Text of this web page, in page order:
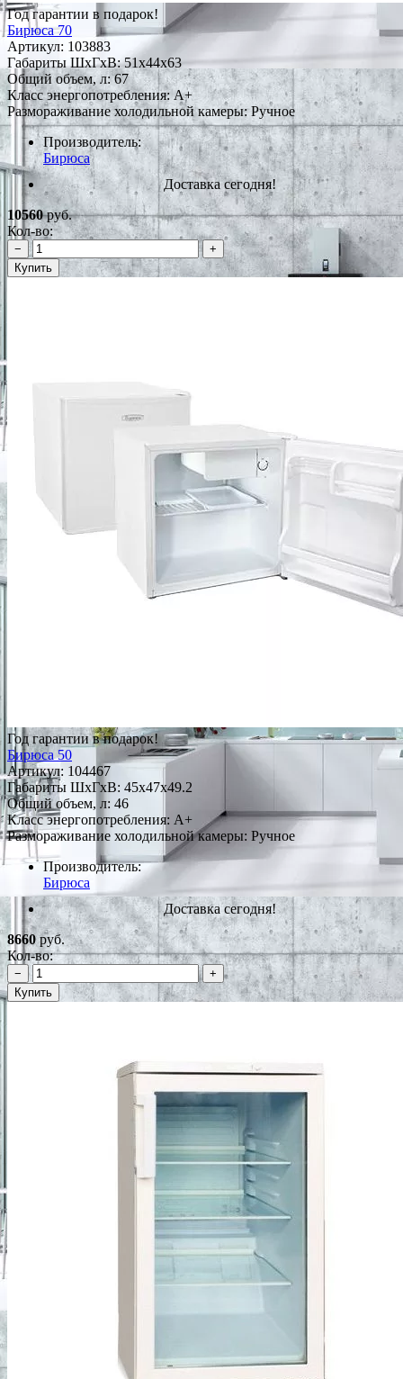
Год гарантии в подарок!
Бирюса 70
Артикул: 103883
Габариты ШxГxВ: 51x44x63
Общий объем, л: 67
Класс энергопотребления: A+
Размораживание холодильной камеры: Ручное
Производитель:
Бирюса
Доставка сегодня!
10560руб.
Кол-во:
−
+
Купить
Год гарантии в подарок!
Бирюса 50
Артикул: 104467
Габариты ШxГxВ: 45x47x49.2
Общий объем, л: 46
Класс энергопотребления: A+
Размораживание холодильной камеры: Ручное
Производитель:
Бирюса
Доставка сегодня!
8660руб.
Кол-во:
−
+
Купить